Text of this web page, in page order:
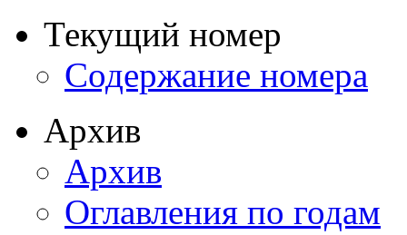
Текущий номер
Содержание номера
Архив
Архив
Оглавления по годам